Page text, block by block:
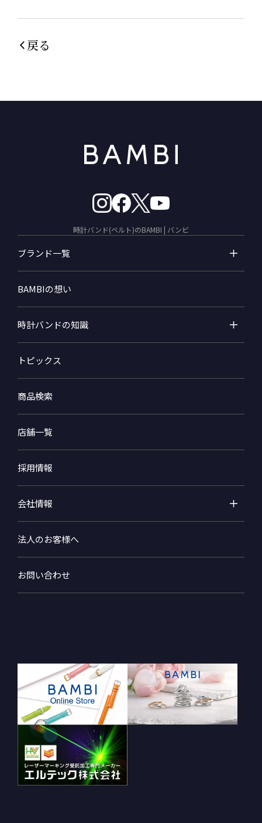
戻る
時計バンド(ベルト)のBAMBI | バンビ
ブランド一覧
BAMBIの想い
時計バンドの知識
トピックス
商品検索
店舗一覧
採用情報
会社情報
法人のお客様へ
お問い合わせ